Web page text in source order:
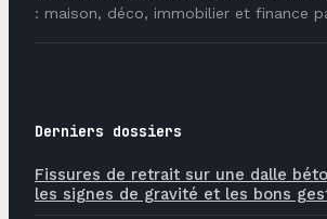
: maison, déco, immobilier et finance
Derniers dossiers
Fissures de retrait sur une dalle
les signes de gravité et les bons